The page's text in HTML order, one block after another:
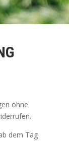
ohne
dem Tag